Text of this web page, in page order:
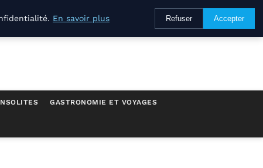
GASTRONOMIE ET VOYAGES
En savoir plus Refuser Accepter